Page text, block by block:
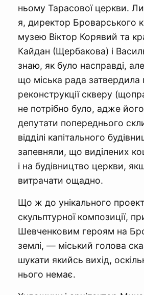
ньому Тарасової церкви.
я, директор Броварського
музею Віктор Корявий та
Кайдан (Щербакова) і
знаю, як було насправді,
що міська рада затвердила
реконструкції скверу
не потрібно було, адже
депутати попереднього
відділі капітального
запевняли, що виділених
і на будівництво церкви,
витрачати ощадно.
Що ж до унікального
скульптурної композиції,
Шевченковим героям на
землі, — міський голова
шукати якийсь вихід,
нього немає.